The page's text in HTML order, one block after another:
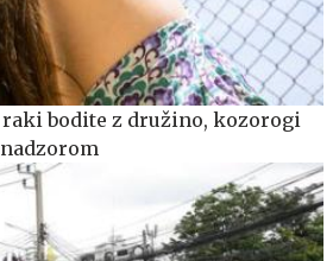
bodite z družino, kozorogi